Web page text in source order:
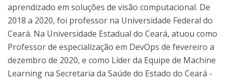
aprendizado em soluções de visão computacional. De
2018 a 2020, foi professor na Universidade Federal do
Ceará. Na Universidade Estadual do Ceará, atuou como
Professor de especialização em DevOps de fevereiro a
dezembro de 2020, e como Líder da Equipe de Machine
Learning na Secretaria da Saúde do Estado do Ceará -